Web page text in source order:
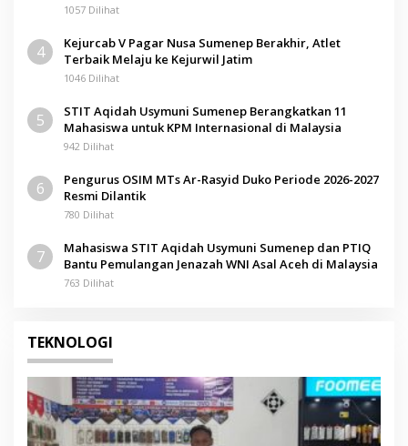
1057 Dilihat
4
Kejurcab V Pagar Nusa Sumenep Berakhir, Atlet
Terbaik Melaju ke Kejurwil Jatim
1046 Dilihat
5
STIT Aqidah Usymuni Sumenep Berangkatkan 11
Mahasiswa untuk KPM Internasional di Malaysia
942 Dilihat
6
Pengurus OSIM MTs Ar-Rasyid Duko Periode 2026-2027
Resmi Dilantik
780 Dilihat
7
Mahasiswa STIT Aqidah Usymuni Sumenep dan PTIQ
Bantu Pemulangan Jenazah WNI Asal Aceh di Malaysia
763 Dilihat
TEKNOLOGI